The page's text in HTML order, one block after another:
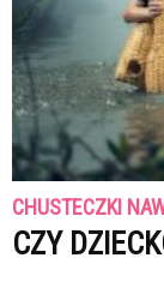
CHUSTECZKI
CZY